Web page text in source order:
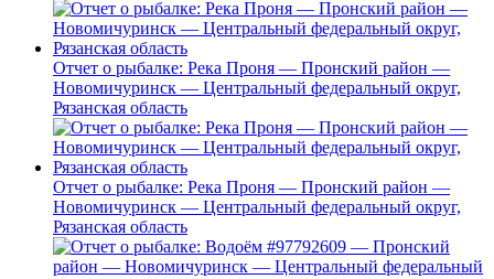
Отчет о рыбалке: Река Проня — Пронский район —
Новомичуринск — Центральный федеральный округ,
Рязанская область
Отчет о рыбалке: Река Проня — Пронский район —
Новомичуринск — Центральный федеральный округ,
Рязанская область